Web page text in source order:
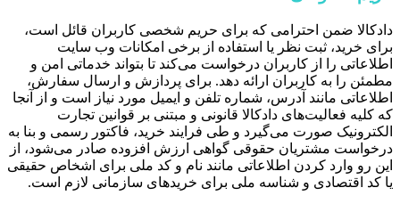
دادکالا ضمن احترامی که برای حریم شخصی کاربران قائل است،
برای خرید، ثبت نظر یا استفاده از برخی امکانات وب سایت
اطلاعاتی را از کاربران درخواست می‌کند تا بتواند خدماتی امن و
مطمئن را به کاربران ارائه دهد. برای پردازش و ارسال سفارش،
اطلاعاتی مانند آدرس، شماره تلفن و ایمیل مورد نیاز است و از آنجا
که کلیه فعالیت‌های دادکالا قانونی و مبتنی بر قوانین تجارت
الکترونیک صورت می‌گیرد و طی فرایند خرید، فاکتور رسمی و بنا به
درخواست مشتریان حقوقی گواهی ارزش افزوده صادر می‌شود، از
این رو وارد کردن اطلاعاتی مانند نام و کد ملی برای اشخاص حقیقی
یا کد اقتصادی و شناسه ملی برای خریدهای سازمانی لازم است.